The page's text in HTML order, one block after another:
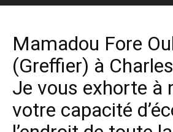
Mamadou Fore
(Greffier) à Charles
Je vous exhorte à
votre capacité